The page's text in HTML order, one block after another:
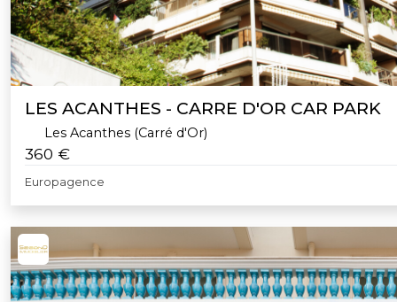
LES ACANTHES - CARRE D'OR CAR PARK
Les Acanthes (Carré d'Or)
360 €
Europagence